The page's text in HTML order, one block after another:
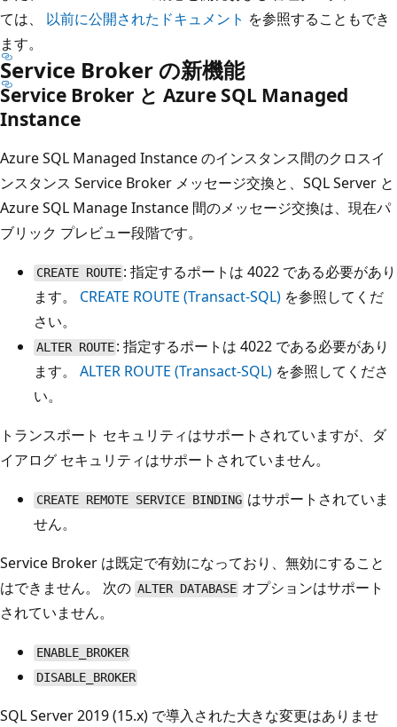
ては、 以前に公開されたドキュメント を参照することもでき
ます。
Service Broker の新機能
Service Broker と Azure SQL Managed
Instance
Azure SQL Managed Instance のインスタンス間のクロスイ
ンスタンス Service Broker メッセージ交換と、SQL Server と
Azure SQL Manage Instance 間のメッセージ交換は、現在パ
ブリック プレビュー段階です。
CREATE ROUTE : 指定するポートは 4022 である必要があり
ます。 CREATE ROUTE (Transact-SQL) を参照してくだ
さい。
ALTER ROUTE : 指定するポートは 4022 である必要があり
ます。 ALTER ROUTE (Transact-SQL) を参照してくださ
い。
トランスポート セキュリティはサポートされていますが、ダ
イアログ セキュリティはサポートされていません。
CREATE REMOTE SERVICE BINDING はサポートされていま
せん。
Service Broker は既定で有効になっており、無効にすること
はできません。 次の ALTER DATABASE オプションはサポート
されていません。
ENABLE_BROKER
DISABLE_BROKER
SQL Server 2019 (15.x) で導入された大きな変更はありませ